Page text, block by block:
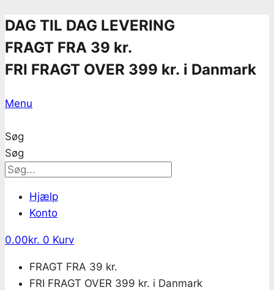
Skip
to
content
DAG TIL DAG LEVERING
FRAGT FRA 39 kr.
FRI FRAGT OVER 399 kr. i Danmark
Menu
Søg
Søg
Hjælp
Konto
0.00kr. 0 Kurv
FRAGT FRA 39 kr.
FRI FRAGT OVER 399 kr. i Danmark